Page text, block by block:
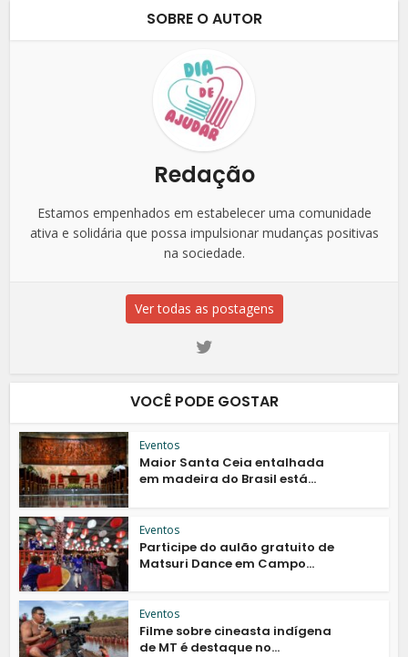
SOBRE O AUTOR
Redação
Estamos empenhados em estabelecer uma comunidade
ativa e solidária que possa impulsionar mudanças positivas
na sociedade.
Ver todas as postagens
VOCÊ PODE GOSTAR
Eventos
Maior Santa Ceia entalhada
em madeira do Brasil está...
Eventos
Participe do aulão gratuito de
Matsuri Dance em Campo...
Eventos
Filme sobre cineasta indígena
de MT é destaque no...